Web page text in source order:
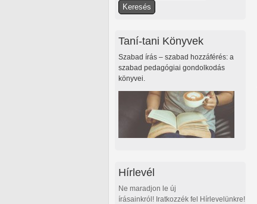
Keresés űrlap
Taní-tani Könyvek
Szabad írás – szabad hozzáférés: a
szabad pedagógiai gondolkodás
könyvei.
Hírlevél
Ne maradjon le új
írásainkról! Iratkozzék fel Hírlevelünkre!